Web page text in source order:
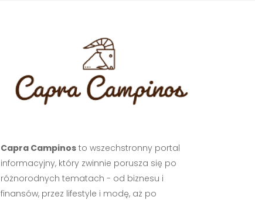
Capra Campinosto wszechstronny portal
informacyjny, który zwinnie porusza się po
różnorodnych tematach - od biznesu i
finansów, przez lifestyle i modę, aż po